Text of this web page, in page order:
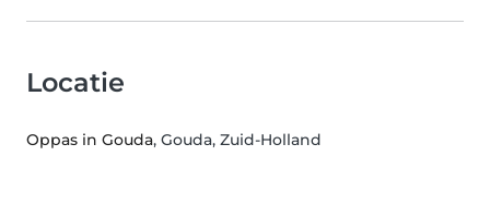
Locatie
Oppas in Gouda, Gouda, Zuid-Holland